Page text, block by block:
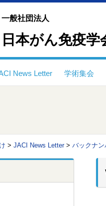
一般社団法人
日本がん免疫学
News Letter 学術集会
> JACI News Letter> バックナン